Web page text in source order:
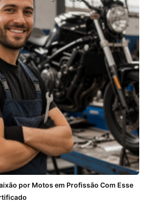
por Motos em Profissão Com Esse